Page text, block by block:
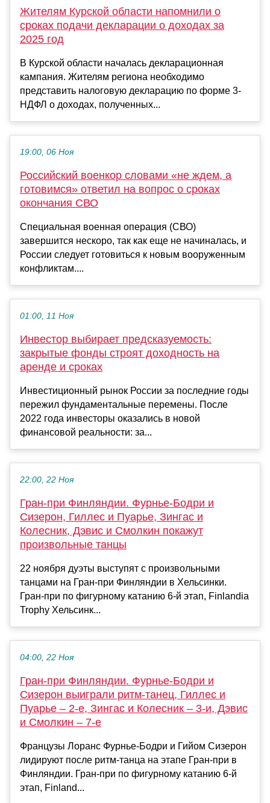
Жителям Курской области напомнили о
сроках подачи декларации о доходах за
2025 год
В Курской области началась декларационная
кампания. Жителям региона необходимо
представить налоговую декларацию по форме 3-
НДФЛ о доходах, полученных...
19:00, 06 Ноя
Российский военкор словами «не ждем, а
готовимся» ответил на вопрос о сроках
окончания СВО
Специальная военная операция (СВО)
завершится нескоро, так как еще не начиналась, и
России следует готовиться к новым вооруженным
конфликтам....
01:00, 11 Ноя
Инвестор выбирает предсказуемость:
закрытые фонды строят доходность на
аренде и сроках
Инвестиционный рынок России за последние годы
пережил фундаментальные перемены. После
2022 года инвесторы оказались в новой
финансовой реальности: за...
22:00, 22 Ноя
Гран-при Финляндии. Фурнье-Бодри и
Сизерон, Гиллес и Пуарье, Зингас и
Колесник, Дэвис и Смолкин покажут
произвольные танцы
22 ноября дуэты выступят с произвольными
танцами на Гран-при Финляндии в Хельсинки.
Гран-при по фигурному катанию 6-й этап, Finlandia
Trophy Хельсинк...
04:00, 22 Ноя
Гран-при Финляндии. Фурнье-Бодри и
Сизерон выиграли ритм-танец, Гиллес и
Пуарье – 2-е, Зингас и Колесник – 3-и, Дэвис
и Смолкин – 7-е
Французы Лоранс Фурнье-Бодри и Гийом Сизерон
лидируют после ритм-танца на этапе Гран-при в
Финляндии. Гран-при по фигурному катанию 6-й
этап, Finland...